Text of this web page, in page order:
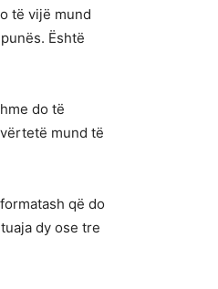
të vijë mund
Është
do të
mund të
që do
dy ose tre